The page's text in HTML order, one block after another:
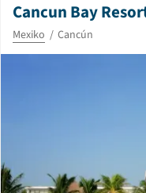
Cancun Bay
Mexiko Cancún